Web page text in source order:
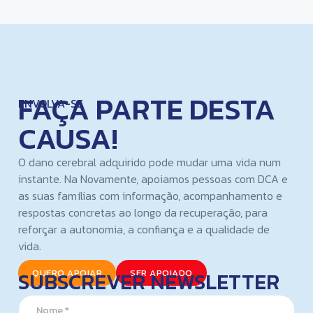
ENVOLVA-SE
FAÇA PARTE DESTA
CAUSA!
O dano cerebral adquirido pode mudar uma vida num
instante. Na Novamente, apoiamos pessoas com DCA e
as suas famílias com informação, acompanhamento e
respostas concretas ao longo da recuperação, para
reforçar a autonomia, a confiança e a qualidade de
vida.
QUERO APOIAR SER APOIADO
SUBSCREVER NEWSLETTER
N